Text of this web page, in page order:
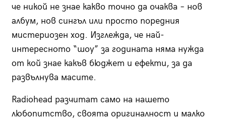
че никой не знае какво точно да очаква – нов
албум, нов сингъл или просто поредния
мистериозен ход. Изглежда, че най-
интересното “шоу” за годината няма нужда
от кой знае какъв бюджет и ефекти, за да
развълнува масите.
Radiohead разчитат само на нашето
любопитство, своята оригиналност и малко